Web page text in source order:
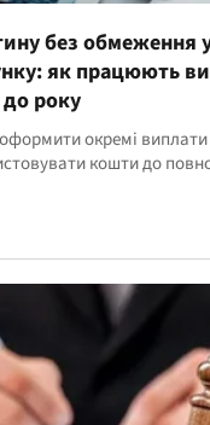
без обмеження
як працюють
року
окремі
кошти до